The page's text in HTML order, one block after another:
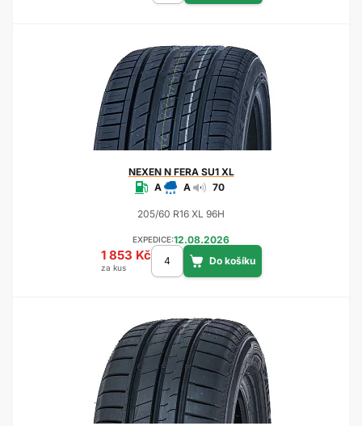
NEXENN FERA SU1 XL
A
A 70
205/60 R16 XL 96H
EXPEDICE:12.08.2026
1 853 Kč
za kus